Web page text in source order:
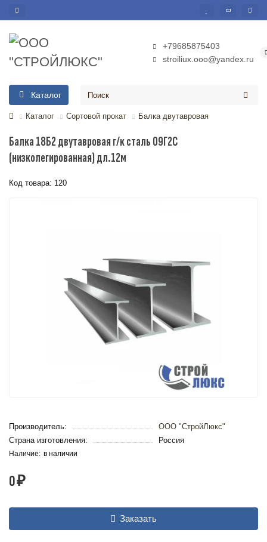
+79685875403
stroiliux.ooo@yandex.ru
Каталог
Каталог Сортовой прокат Балка двутавровая
Балка 18Б2 двутавровая г/к сталь 09Г2С
(низколегированная) дл.12м
Код товара: 120
Производитель:
ООО "СтройЛюкс"
Страна изготовления:
Россия
в наличии
0 ₽
Заказать